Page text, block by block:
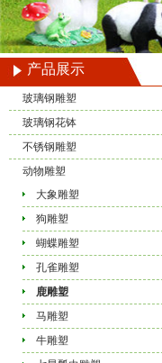
产品展示
玻璃钢雕塑
玻璃钢花钵
不锈钢雕塑
动物雕塑
大象雕塑
狗雕塑
蝴蝶雕塑
孔雀雕塑
鹿雕塑
马雕塑
牛雕塑